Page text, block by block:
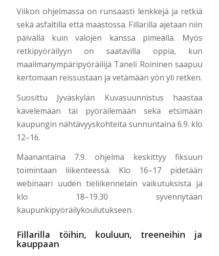
Viikon ohjelmassa on runsaasti lenkkejä ja retkiä
sekä asfaltilla että maastossa. Fillarilla ajetaan niin
päivällä kuin valojen kanssa pimeällä. Myös
retkipyöräilyyn on saatavilla oppia, kun
maailmanympäripyöräilijä Taneli Roininen saapuu
kertomaan reissustaan ja vetämään yön yli retken.
Suosittu Jyväskylän Kuvasuunnistus haastaa
kävelemään tai pyöräilemään sekä etsimään
kaupungin nähtävyyskohteita sunnuntaina 6.9. klo
12–16.
Maanantaina 7.9. ohjelma keskittyy fiksuun
toimintaan liikenteessä. Klo 16–17 pidetään
webinaari uuden tieliikennelain vaikutuksista ja
klo 18–19.30 syvennytään
kaupunkipyöräilykoulutukseen.
Fillarilla töihin, kouluun, treeneihin ja
kauppaan